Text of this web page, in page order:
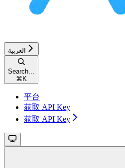
العربية
Search...
⌘ K
平台
获取 API Key
获取 API Key